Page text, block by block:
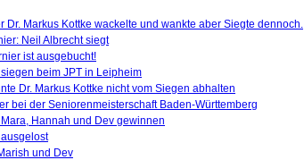
Dr. Markus Kottke wackelte und wankte aber Siegte dennoch.
Neil Albrecht siegt
ist ausgebucht!
beim JPT in Leipheim
Dr. Markus Kottke nicht vom Siegen abhalten
bei der Seniorenmeisterschaft Baden-Württemberg
Hannah und Dev gewinnen
und Dev